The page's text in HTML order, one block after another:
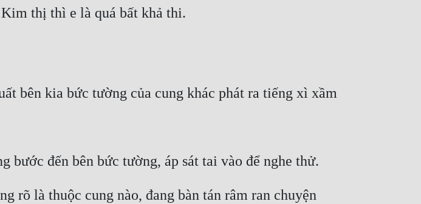
thị thì e là quá bất khả thi.
bên kia bức tường của cung khác phát ra tiếng xì xầm
bước đến bên bức tường, áp sát tai vào để nghe thử.
rõ là thuộc cung nào, đang bàn tán râm ran chuyện